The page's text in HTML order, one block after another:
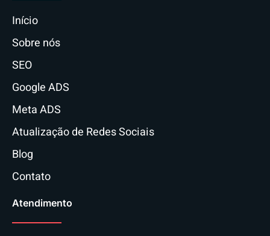
Início
Sobre nós
SEO
Google ADS
Meta ADS
Atualização de Redes Sociais
Blog
Contato
Atendimento